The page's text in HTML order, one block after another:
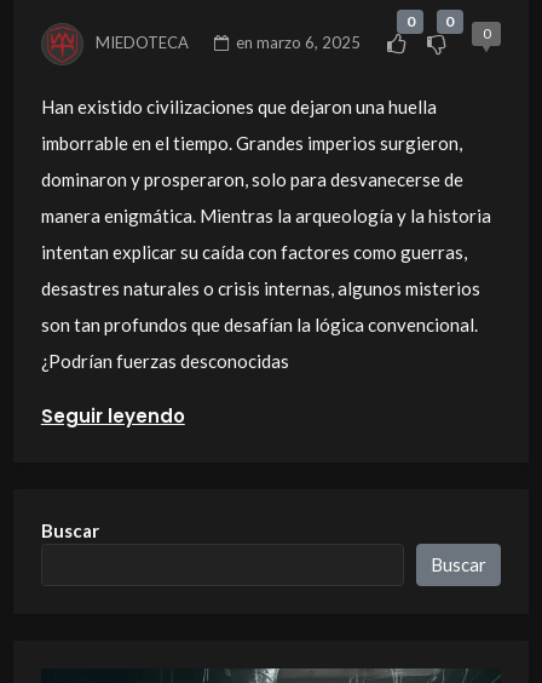
Dimensiones
MIEDOTECA enmarzo 6, 2025
0 0
0
Han existido civilizaciones que dejaron una huella
imborrable en el tiempo. Grandes imperios surgieron,
dominaron y prosperaron, solo para desvanecerse de
manera enigmática. Mientras la arqueología y la historia
intentan explicar su caída con factores como guerras,
desastres naturales o crisis internas, algunos misterios
son tan profundos que desafían la lógica convencional.
¿Podrían fuerzas desconocidas
Seguir leyendo
Buscar
Buscar